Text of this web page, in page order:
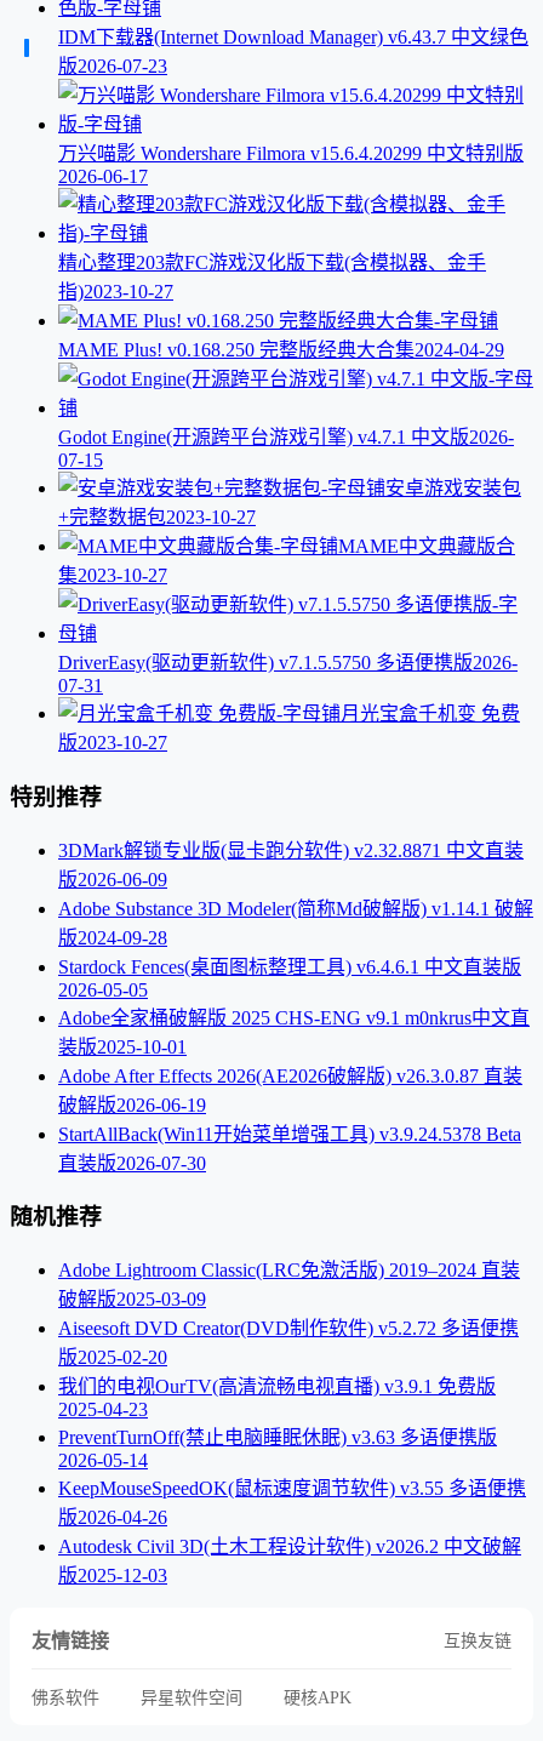
IDM下载器(Internet Download Manager) v6.43.7 中文绿色
版2026-07-23
万兴喵影 Wondershare Filmora v15.6.4.20299 中文特别版
2026-06-17
精心整理203款FC游戏汉化版下载(含模拟器、金手
指)2023-10-27
MAME Plus! v0.168.250 完整版经典大合集2024-04-29
Godot Engine(开源跨平台游戏引擎) v4.7.1 中文版2026-
07-15
安卓游戏安装包
+完整数据包2023-10-27
MAME中文典藏版合
集2023-10-27
DriverEasy(驱动更新软件) v7.1.5.5750 多语便携版2026-
07-31
月光宝盒千机变 免费
版2023-10-27
特别推荐
3DMark解锁专业版(显卡跑分软件) v2.32.8871 中文直装
版2026-06-09
Adobe Substance 3D Modeler(简称Md破解版) v1.14.1 破解
版2024-09-28
Stardock Fences(桌面图标整理工具) v6.4.6.1 中文直装版
2026-05-05
Adobe全家桶破解版 2025 CHS-ENG v9.1 m0nkrus中文直
装版2025-10-01
Adobe After Effects 2026(AE2026破解版) v26.3.0.87 直装
破解版2026-06-19
StartAllBack(Win11开始菜单增强工具) v3.9.24.5378 Beta
直装版2026-07-30
随机推荐
Adobe Lightroom Classic(LRC免激活版) 2019–2024 直装
破解版2025-03-09
Aiseesoft DVD Creator(DVD制作软件) v5.2.72 多语便携
版2025-02-20
我们的电视OurTV(高清流畅电视直播) v3.9.1 免费版
2025-04-23
PreventTurnOff(禁止电脑睡眠休眠) v3.63 多语便携版
2026-05-14
KeepMouseSpeedOK(鼠标速度调节软件) v3.55 多语便携
版2026-04-26
Autodesk Civil 3D(土木工程设计软件) v2026.2 中文破解
版2025-12-03
友情链接 互换友链
佛系软件 异星软件空间 硬核APK